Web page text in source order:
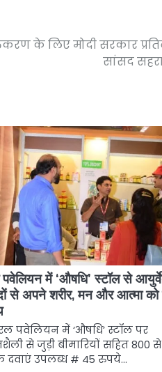
के लिए मोदी सरकार
सांसद
में ‘औषधि’ स्टॉल से
से अपने शरीर, मन और आत्मा
पवेलियन में ‘औषधि’ स्टॉल पर
से जुड़ी बीमारियों सहित 800 से
दवाएं उपलब्ध # 45 रुपये…